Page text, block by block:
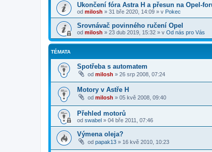
Ukončení fóra Astra H a přesun na Opel-
od milosh » 31 bře 2020, 14:09 » v Pokec
Srovnávač povinného ručení Opel
od milosh » 23 dub 2019, 15:32 » v Od nás pro Vás
TÉMATA
Spotřeba s automatem
od milosh » 26 srp 2008, 07:24
Motory v Astře H
od milosh » 05 kvě 2008, 09:40
Přehled motorů
od swabel » 04 bře 2011, 07:46
Výmena oleja?
od papak13 » 16 kvě 2010, 10:23